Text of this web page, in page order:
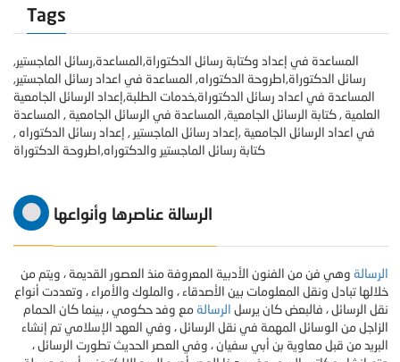
Tags
المساعدة في إعداد وكتابة رسائل الدكتوراة,المساعدة,رسائل الماجستير,
رسائل الدكتوراة,اطروحة الدكتوراه, المساعدة في اعداد رسائل الماجستير,
المساعدة في اعداد رسائل الدكتوراة,خدمات الطلبة,إعداد الرسائل الجامعية
العلمية , كتابة الرسائل الجامعية, المساعدة في الرسائل الجامعية , المساعدة
في اعداد الرسائل الجامعية ,إعداد رسائل الماجستير , إعداد رسائل الدكتوراه ,
كتابة رسائل الماجستير والدكتوراه,اطروحة الدكتوراة
الرسالة عناصرها وأنواعها
الرسالة وهي فن من الفنون الأدبية المعروفة منذ العصور القديمة ، ويتم من
خلالها تبادل ونقل المعلومات بين الأصدقاء ، والملوك والأمراء ، وتعددت أنواع
نقل الرسائل ، فالبعض كان يرسل الرسالة مع وفد حكومي ، بينما كان الحمام
الزاجل من الوسائل المهمة في نقل الرسائل ، وفي العهد الإسلامي تم إنشاء
البريد من قبل معاوية بن أبي سفيان ، وفي العصر الحديث تطورت الرسائل ،